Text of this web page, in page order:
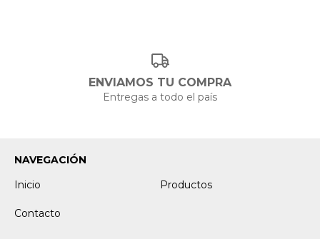
ENVIAMOS TU COMPRA
Entregas a todo el país
NAVEGACIÓN
Inicio
Productos
Contacto